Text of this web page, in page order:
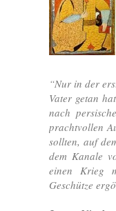
“Nur in der
Vater getan
nach
prachtvollen
sollten, auf
dem Kanale
einen Krieg
Geschütze